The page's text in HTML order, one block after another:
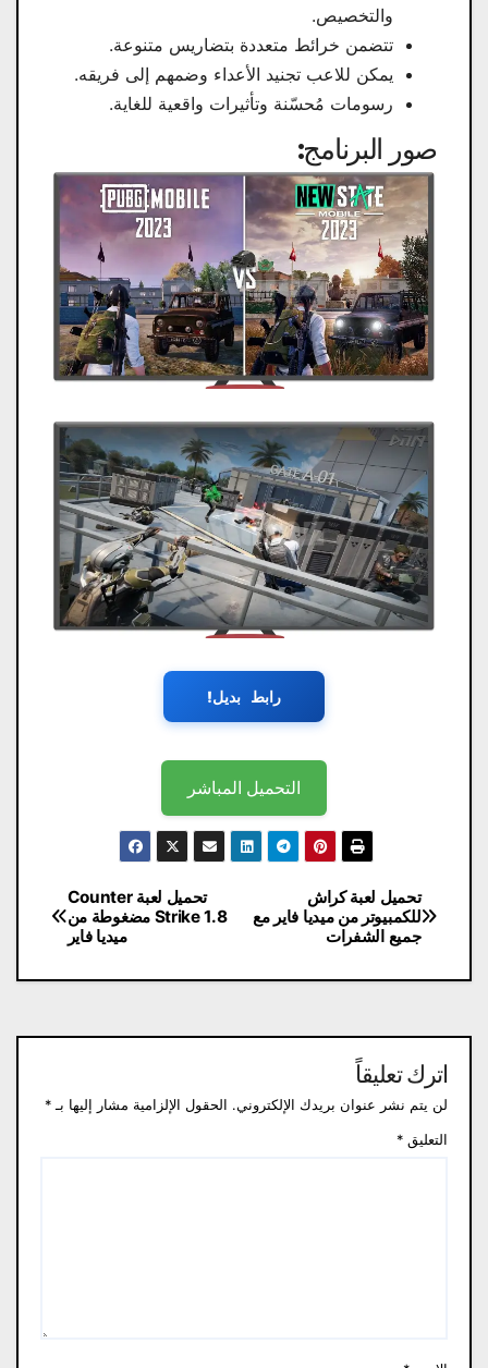
والتخصيص.
تتضمن خرائط متعددة بتضاريس متنوعة.
يمكن للاعب تجنيد الأعداء وضمهم إلى فريقه.
رسومات مُحسّنة وتأثيرات واقعية للغاية.
صور البرنامج:
رابط بديل!
التحميل المباشر
تصفّح
المقالات
تحميل لعبة Counter
Strike 1.8 مضغوطة من
ميديا فاير
تحميل لعبة كراش
للكمبيوتر من ميديا فاير مع
جميع الشفرات
اترك تعليقاً
لن يتم نشر عنوان بريدك الإلكتروني. الحقول الإلزامية مشار إليها بـ *
التعليق *